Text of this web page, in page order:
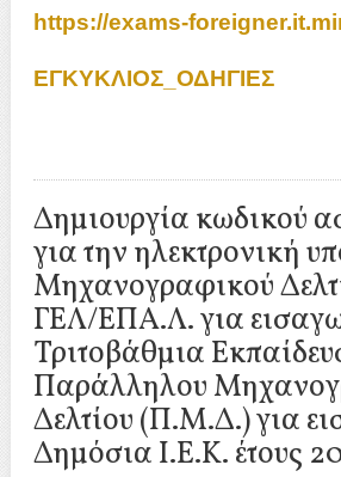
https://exams-
ΕΓΚΥΚΛΙΟΣ_ΟΔΗΓΙΕΣ
Δημιουργία κωδικού
για την ηλεκτρονική
Μηχανογραφικού
ΓΕΛ/ΕΠΑ.Λ. για
Τριτοβάθμια
Παράλληλου
Δελτίου (Π.Μ.Δ.) για
Δημόσια Ι.Ε.Κ. έτους